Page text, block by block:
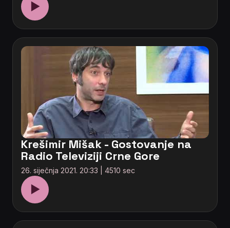
▶
Krešimir Mišak - Gostovanje na
Radio Televiziji Crne Gore
26. siječnja 2021. 20:33 | 4510 sec
▶